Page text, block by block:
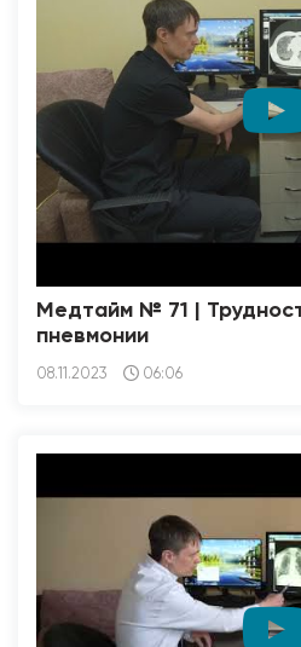
Медтайм № 71 |
пневмонии
08.11.2023 06:06